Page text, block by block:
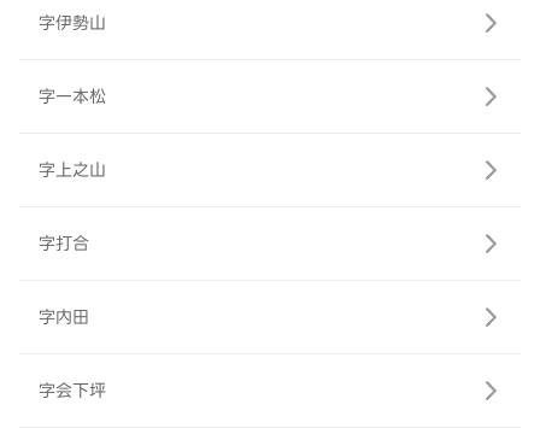
字伊勢山
字一本松
字上之山
字打合
字内田
字会下坪